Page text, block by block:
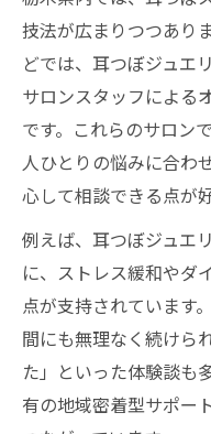
技法が広まりつつあり
どでは、耳つぼジュエ
サロンスタッフによる
です。これらのサロン
人ひとりの悩みに合わ
心して相談できる点が
例えば、耳つぼジュエ
に、ストレス緩和やダ
点が支持されています
間にも無理なく続けら
た」といった体験談も
有の地域密着型サポー